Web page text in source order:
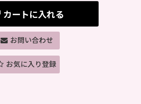
カートに入れる
お問い合わせ
お気に入り登録